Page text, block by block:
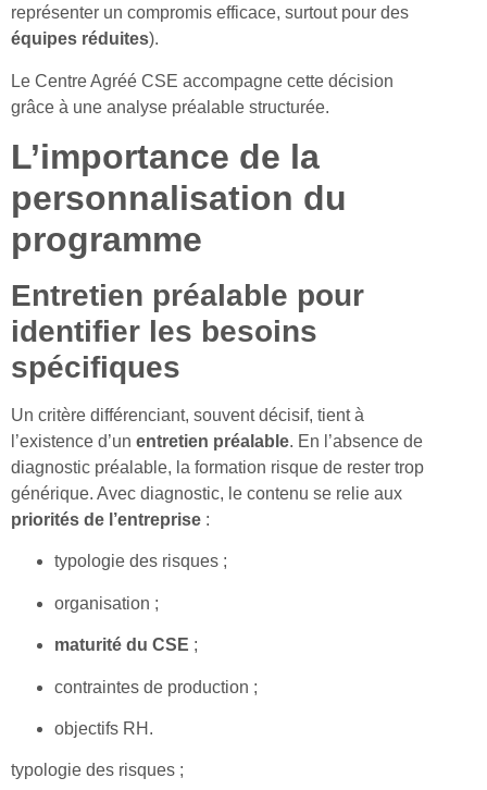
représenter un compromis efficace, surtout pour des
équipes réduites).
Le Centre Agréé CSE accompagne cette décision
grâce à une analyse préalable structurée.
L’importance de la
personnalisation du
programme
Entretien préalable pour
identifier les besoins
spécifiques
Un critère différenciant, souvent décisif, tient à
l’existence d’un entretien préalable. En l’absence de
diagnostic préalable, la formation risque de rester trop
générique. Avec diagnostic, le contenu se relie aux
priorités de l’entreprise :
typologie des risques ;
organisation ;
maturité du CSE ;
contraintes de production ;
objectifs RH.
typologie des risques ;